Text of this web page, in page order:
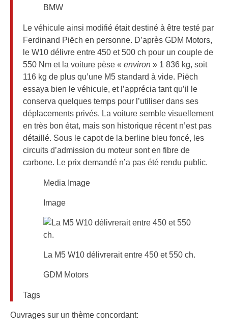
BMW
Le véhicule ainsi modifié était destiné à être testé par
Ferdinand Piëch en personne. D’après GDM Motors,
le W10 délivre entre 450 et 500 ch pour un couple de
550 Nm et la voiture pèse « environ » 1 836 kg, soit
116 kg de plus qu’une M5 standard à vide. Piëch
essaya bien le véhicule, et l’apprécia tant qu’il le
conserva quelques temps pour l’utiliser dans ses
déplacements privés. La voiture semble visuellement
en très bon état, mais son historique récent n’est pas
détaillé. Sous le capot de la berline bleu foncé, les
circuits d’admission du moteur sont en fibre de
carbone. Le prix demandé n’a pas été rendu public.
Media Image
Image
La M5 W10 délivrerait entre 450 et 550 ch.
GDM Motors
Tags
Ouvrages sur un thème concordant: